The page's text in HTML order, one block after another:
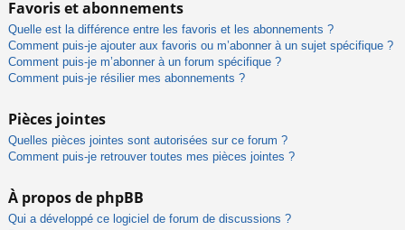
Favoris et abonnements
Quelle est la différence entre les favoris et les abonnements ?
Comment puis-je ajouter aux favoris ou m’abonner à un sujet spécifique ?
Comment puis-je m’abonner à un forum spécifique ?
Comment puis-je résilier mes abonnements ?
Pièces jointes
Quelles pièces jointes sont autorisées sur ce forum ?
Comment puis-je retrouver toutes mes pièces jointes ?
À propos de phpBB
Qui a développé ce logiciel de forum de discussions ?